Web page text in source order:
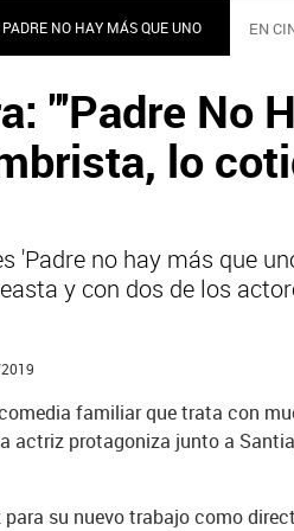
NO HAY MÁS QUE UNO EN
"'Padre No
lo
'Padre no hay más que
y con dos de los
familiar que trata con
actriz protagoniza junto a
su nuevo trabajo como